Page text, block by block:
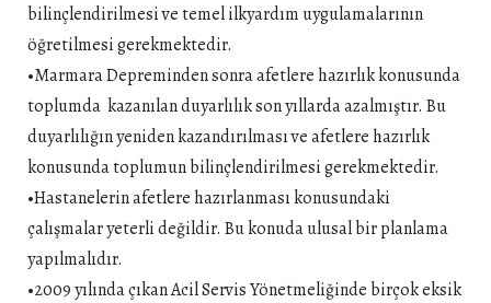
bilinçlendirilmesi ve temel ilkyardım uygulamalarının
öğretilmesi gerekmektedir.
•Marmara Depreminden sonra afetlere hazırlık konusunda
toplumda kazanılan duyarlılık son yıllarda azalmıştır. Bu
duyarlılığın yeniden kazandırılması ve afetlere hazırlık
konusunda toplumun bilinçlendirilmesi gerekmektedir.
•Hastanelerin afetlere hazırlanması konusundaki
çalışmalar yeterli değildir. Bu konuda ulusal bir planlama
yapılmalıdır.
•2009 yılında çıkan Acil Servis Yönetmeliğinde birçok eksik